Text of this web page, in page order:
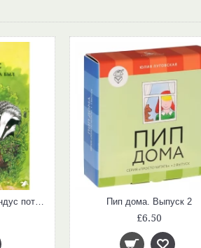
История о том,как Финдус потерялся,когда был маленький Пип дома. Выпуск 2
£6.50